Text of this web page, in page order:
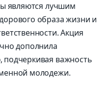
являются лучшим
образа жизни и
Акция
дополнила
важность
молодежи.